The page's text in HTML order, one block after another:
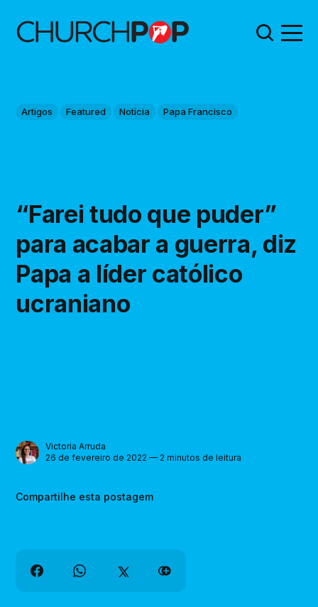
Artigos Featured Notícia Papa Francisco
“Farei tudo que puder”
para acabar a guerra, diz
Papa a líder católico
ucraniano
Victoria Arruda
26 de fevereiro de 2022 — 2 minutos de leitura
Compartilhe esta postagem